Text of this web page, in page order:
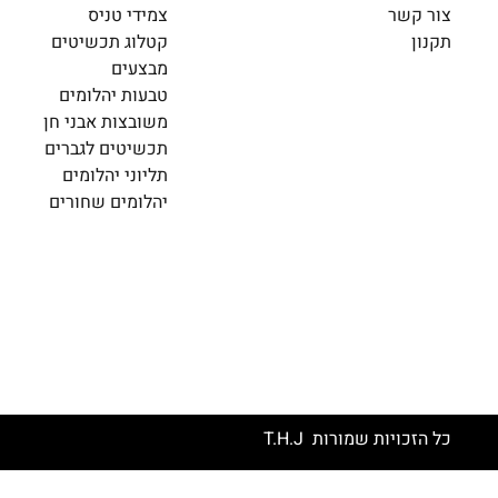
צור קשר
תקנון
צמידי טניס
קטלוג תכשיטים
מבצעים
טבעות יהלומים
משובצות אבני חן
תכשיטים לגברים
תליוני יהלומים
יהלומים שחורים
כל הזכויות שמורות T.H.J